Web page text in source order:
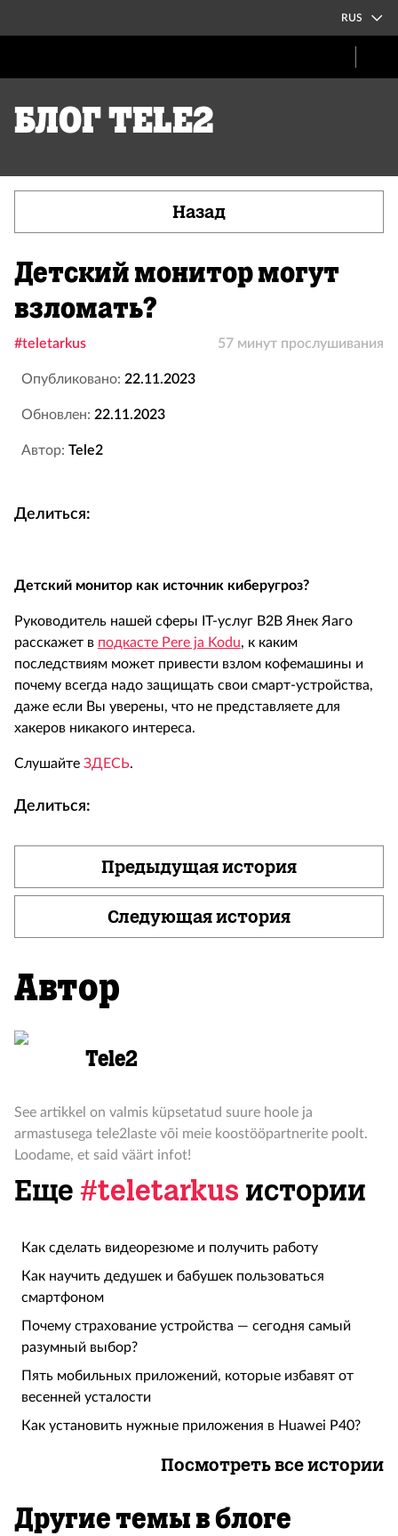
RUS
Блог Tele2
Назад
Детский монитор могут
взломать?
#teletarkus 57 минут прослушивания
Опубликовано: 22.11.2023
Обновлен: 22.11.2023
Автор: Tele2
Делиться:
Детский монитор как источник киберугроз?
Руководитель нашей сферы IT-услуг B2B Янек Яаго
расскажет в подкасте Pere ja Kodu, к каким
последствиям может привести взлом кофемашины и
почему всегда надо защищать свои смарт-устройства,
даже если Вы уверены, что не представляете для
хакеров никакого интереса.
Слушайте ЗДЕСЬ.
Делиться:
Предыдущая история
Следующая история
Автор
Tele2
See artikkel on valmis küpsetatud suure hoole ja
armastusega tele2laste või meie koostööpartnerite poolt.
Loodame, et said väärt infot!
Еще #teletarkus истории
Как сделать видеорезюме и получить работу
Как научить дедушек и бабушек пользоваться
смартфоном
Почему страхование устройства — сегодня самый
разумный выбор?
Пять мобильных приложений, которые избавят от
весенней усталости
Как установить нужные приложения в Huawei P40?
Посмотреть все истории
Другие темы в блоге